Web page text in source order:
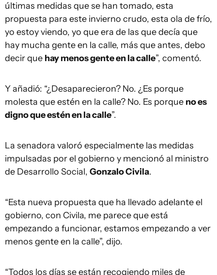
últimas medidas que se han tomado, esta
propuesta para este invierno crudo, esta ola de frío,
yo estoy viendo, yo que era de las que decía que
hay mucha gente en la calle, más que antes, debo
decir que hay menos gente en la calle”, comentó.
Y añadió: “¿Desaparecieron? No. ¿Es porque
molesta que estén en la calle? No. Es porque no es
digno que estén en la calle”.
La senadora valoró especialmente las medidas
impulsadas por el gobierno y mencionó al ministro
de Desarrollo Social, Gonzalo Civila.
“Esta nueva propuesta que ha llevado adelante el
gobierno, con Civila, me parece que está
empezando a funcionar, estamos empezando a ver
menos gente en la calle”, dijo.
“Todos los días se están recogiendo miles de